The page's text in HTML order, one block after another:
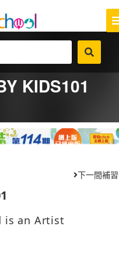
KIDS101
下一間補
is an Artist